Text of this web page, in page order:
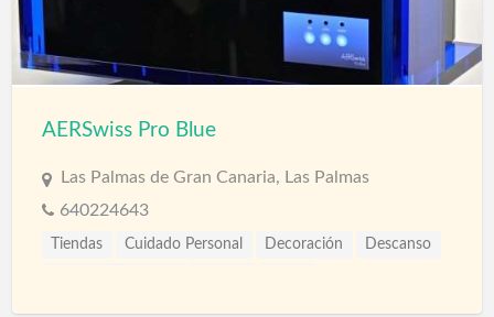
AERSwiss Pro Blue
Las Palmas de Gran Canaria, Las Palmas
640224643
Tiendas Cuidado Personal Decoración Descanso